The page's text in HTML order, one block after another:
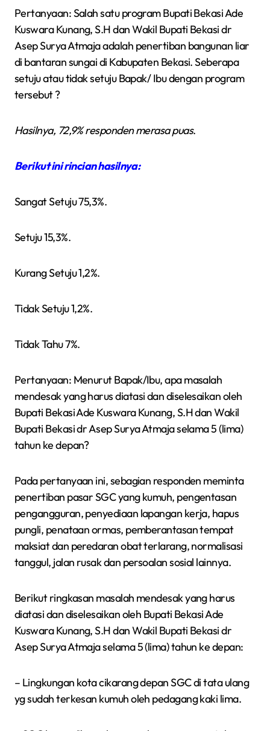
Pertanyaan: Salah satu program Bupati Bekasi Ade
Kuswara Kunang, S.H dan Wakil Bupati Bekasi dr
Asep Surya Atmaja adalah penertiban bangunan liar
di bantaran sungai di Kabupaten Bekasi. Seberapa
setuju atau tidak setuju Bapak/ Ibu dengan program
tersebut ?
Hasilnya, 72,9% responden merasa puas.
Berikut ini rincian hasilnya:
Sangat Setuju 75,3%.
Setuju 15,3%.
Kurang Setuju 1,2%.
Tidak Setuju 1,2%.
Tidak Tahu 7%.
Pertanyaan: Menurut Bapak/Ibu, apa masalah
mendesak yang harus diatasi dan diselesaikan oleh
Bupati Bekasi Ade Kuswara Kunang, S.H dan Wakil
Bupati Bekasi dr Asep Surya Atmaja selama 5 (lima)
tahun ke depan?
Pada pertanyaan ini, sebagian responden meminta
penertiban pasar SGC yang kumuh, pengentasan
pengangguran, penyediaan lapangan kerja, hapus
pungli, penataan ormas, pemberantasan tempat
maksiat dan peredaran obat terlarang, normalisasi
tanggul, jalan rusak dan persoalan sosial lainnya.
Berikut ringkasan masalah mendesak yang harus
diatasi dan diselesaikan oleh Bupati Bekasi Ade
Kuswara Kunang, S.H dan Wakil Bupati Bekasi dr
Asep Surya Atmaja selama 5 (lima) tahun ke depan:
– Lingkungan kota cikarang depan SGC di tata ulang
yg sudah terkesan kumuh oleh pedagang kaki lima.